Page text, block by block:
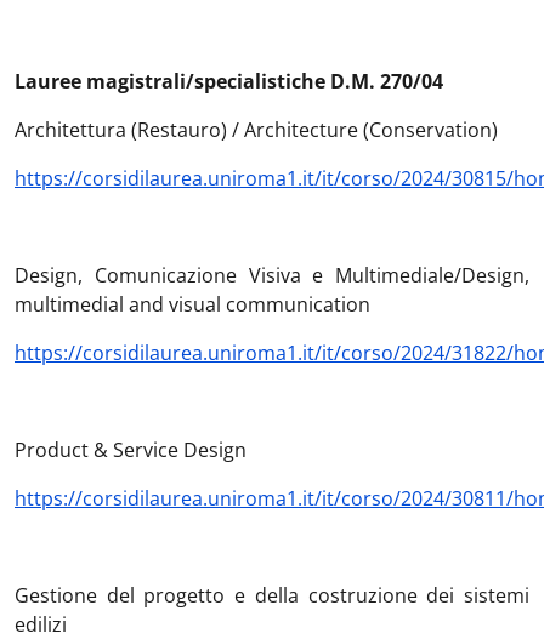
Lauree magistrali/specialistiche D.M. 270/04
Architettura (Restauro) / Architecture (Conservation)
https://corsidilaurea.uniroma1.it/it/corso/2024/30815/
Design, Comunicazione Visiva e Multimediale/Design,
multimedial and visual communication
https://corsidilaurea.uniroma1.it/it/corso/2024/31822/
Product & Service Design
https://corsidilaurea.uniroma1.it/it/corso/2024/30811/
Gestione del progetto e della costruzione dei sistemi
edilizi